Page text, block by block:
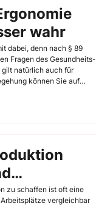
wahr
dabei, denn nach § 89
Fragen des Gesundheits-
natürlich auch für
können Sie auf
und auch die
und mögliche Lösungen
zu schaffen ist oft eine
vergleichbar